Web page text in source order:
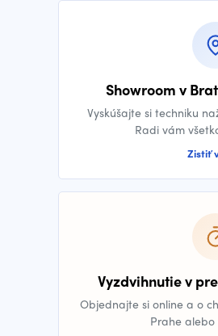
Showroom v
Vyskúšajte si techniku
Radi vám
Zistiť
Vyzdvihnutie v
Objednajte si online a o
Prahe